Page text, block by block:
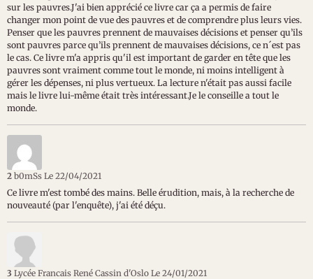
sur les pauvres.J'ai bien apprécié ce livre car ça a permis de faire
changer mon point de vue des pauvres et de comprendre plus leurs vies.
Penser que les pauvres prennent de mauvaises décisions et penser qu’ils
sont pauvres parce qu’ils prennent de mauvaises décisions, ce n´est pas
le cas. Ce livre m'a appris qu'il est important de garder en tête que les
pauvres sont vraiment comme tout le monde, ni moins intelligent à
gérer les dépenses, ni plus vertueux. La lecture n'était pas aussi facile
mais le livre lui-même était très intéressant.Je le conseille a tout le
monde.
2 b0mSs Le 22/04/2021
Ce livre m'est tombé des mains. Belle érudition, mais, à la recherche de
nouveauté (par l'enquête), j'ai été déçu.
3 Lycée Francais René Cassin d'Oslo Le 24/01/2021